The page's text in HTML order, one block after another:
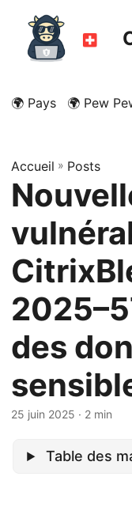
🌍 Pays 🌍 Pew
Accueil » Posts
des
25 juin 2025 · 2 min
Table des